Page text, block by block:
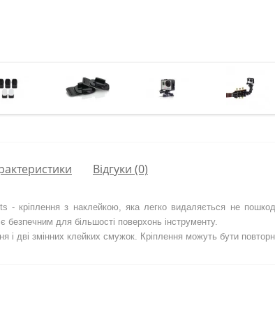
Відгуки (0)
- кріплення з наклейкою, яка легко видаляється не
безпечним для більшості поверхонь інструменту.
і дві змінних клейких смужок. Кріплення можуть бути